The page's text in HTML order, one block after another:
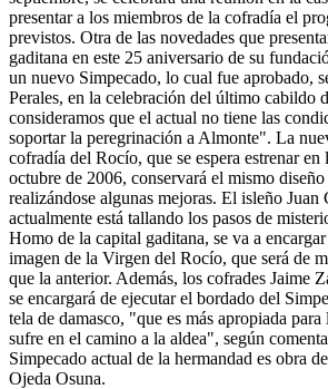
presentar a los miembros de la cofradía el
previstos. Otra de las novedades que
gaditana en este 25 aniversario de su
un nuevo Simpecado, lo cual fue aprobado,
Perales, en la celebración del último cabildo
consideramos que el actual no tiene las
soportar la peregrinación a Almonte". La
cofradía del Rocío, que se espera estrenar
octubre de 2006, conservará el mismo
realizándose algunas mejoras. El isleño Juan
actualmente está tallando los pasos de
Homo de la capital gaditana, se va a
imagen de la Virgen del Rocío, que será de
que la anterior. Además, los cofrades Jaime
se encargará de ejecutar el bordado del
tela de damasco, "que es más apropiada
sufre en el camino a la aldea", según
Simpecado actual de la hermandad es obra
Ojeda Osuna.